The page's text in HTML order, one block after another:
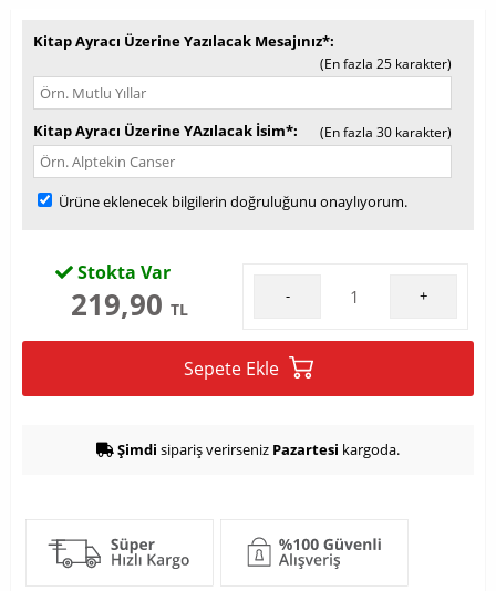
Kitap Ayracı Üzerine Yazılacak Mesajınız*
(En fazla 25 karakter)
Kitap Ayracı Üzerine YAzılacak İsim* (En fazla 30 karakter)
Ürüne eklenecek bilgilerin doğruluğunu onaylıyorum.
Stokta Var
219,90 TL
- +
Sepete Ekle
Şimdi sipariş verirseniz Pazartesi kargoda.